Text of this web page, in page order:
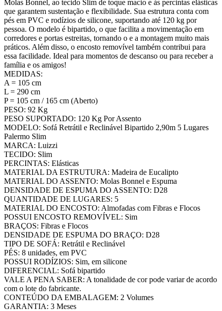
Molas Bonnel, ao tecido Slim de toque macio e às percintas elásticas
que garantem sustentação e flexibilidade. Sua estrutura conta com
pés em PVC e rodízios de silicone, suportando até 120 kg por
pessoa. O modelo é bipartido, o que facilita a movimentação em
corredores e portas estreitas, tornando o e a montagem muito mais
práticos. Além disso, o encosto removível também contribui para
essa facilidade. Ideal para momentos de descanso ou para receber a
família e os amigos!
MEDIDAS:
A = 105 cm
L = 290 cm
P = 105 cm / 165 cm (Aberto)
PESO: 92 Kg
PESO SUPORTADO: 120 Kg Por Assento
MODELO: Sofá Retrátil e Reclinável Bipartido 2,90m 5 Lugares
Palermo Slim
MARCA: Luizzi
TECIDO: Slim
PERCINTAS: Elásticas
MATERIAL DA ESTRUTURA: Madeira de Eucalipto
MATERIAL DO ASSENTO: Molas Bonnel e Espuma
DENSIDADE DE ESPUMA DO ASSENTO: D28
QUANTIDADE DE LUGARES: 5
MATERIAL DO ENCOSTO: Almofadas com Fibras e Flocos
POSSUI ENCOSTO REMOVÍVEL: Sim
BRAÇOS: Fibras e Flocos
DENSIDADE DE ESPUMA DO BRAÇO: D28
TIPO DE SOFÁ: Retrátil e Reclinável
PÉS: 8 unidades, em PVC
POSSUI RODÍZIOS: Sim, em silicone
DIFERENCIAL: Sofá bipartido
VALE A PENA SABER: A tonalidade de cor pode variar de acordo
com o lote do fabricante.
CONTEÚDO DA EMBALAGEM: 2 Volumes
GARANTIA: 3 Meses